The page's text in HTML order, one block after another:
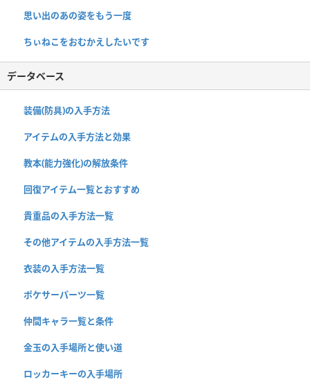
思い出のあの姿をもう一度
ちぃねこをおむかえしたいです
データベース
装備(防具)の入手方法
アイテムの入手方法と効果
教本(能力強化)の解放条件
回復アイテム一覧とおすすめ
貴重品の入手方法一覧
その他アイテムの入手方法一覧
衣装の入手方法一覧
ポケサーパーツ一覧
仲間キャラ一覧と条件
金玉の入手場所と使い道
ロッカーキーの入手場所